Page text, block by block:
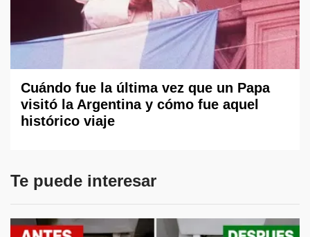
Cuándo fue la última vez que un Papa
visitó la Argentina y cómo fue aquel
histórico viaje
Te puede interesar